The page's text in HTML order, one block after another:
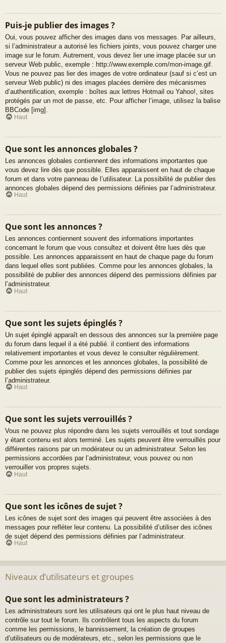
Puis-je publier des images ?
Oui, vous pouvez afficher des images dans vos messages. Par ailleurs,
si l’administrateur a autorisé les fichiers joints, vous pouvez charger une
image sur le forum. Autrement, vous devez lier une image placée sur un
serveur Web public, exemple : http://www.exemple.com/mon-image.gif.
Vous ne pouvez pas lier des images de votre ordinateur (sauf si c’est un
serveur Web public) ni des images placées derrière des mécanismes
d’authentification, exemple : boîtes aux lettres Hotmail ou Yahoo!, sites
protégés par un mot de passe, etc. Pour afficher l’image, utilisez la balise
BBCode [img].
Haut
Que sont les annonces globales ?
Les annonces globales contiennent des informations importantes que
vous devez lire dès que possible. Elles apparaissent en haut de chaque
forum et dans votre panneau de l’utilisateur. La possibilité de publier des
annonces globales dépend des permissions définies par l’administrateur.
Haut
Que sont les annonces ?
Les annonces contiennent souvent des informations importantes
concernant le forum que vous consultez et doivent être lues dès que
possible. Les annonces apparaissent en haut de chaque page du forum
dans lequel elles sont publiées. Comme pour les annonces globales, la
possibilité de publier des annonces dépend des permissions définies par
l’administrateur.
Haut
Que sont les sujets épinglés ?
Un sujet épinglé apparaît en dessous des annonces sur la première page
du forum dans lequel il a été publié. il contient des informations
relativement importantes et vous devez le consulter régulièrement.
Comme pour les annonces et les annonces globales, la possibilité de
publier des sujets épinglés dépend des permissions définies par
l’administrateur.
Haut
Que sont les sujets verrouillés ?
Vous ne pouvez plus répondre dans les sujets verrouillés et tout sondage
y étant contenu est alors terminé. Les sujets peuvent être verrouillés pour
différentes raisons par un modérateur ou un administrateur. Selon les
permissions accordées par l’administrateur, vous pouvez ou non
verrouiller vos propres sujets.
Haut
Que sont les icônes de sujet ?
Les icônes de sujet sont des images qui peuvent être associées à des
messages pour refléter leur contenu. La possibilité d’utiliser des icônes
de sujet dépend des permissions définies par l’administrateur.
Haut
Niveaux d’utilisateurs et groupes
Que sont les administrateurs ?
Les administrateurs sont les utilisateurs qui ont le plus haut niveau de
contrôle sur tout le forum. Ils contrôlent tous les aspects du forum
comme les permissions, le bannissement, la création de groupes
d’utilisateurs ou de modérateurs, etc., selon les permissions que le